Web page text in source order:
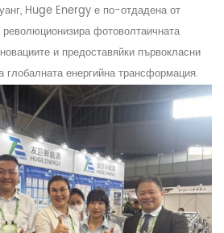
Huge Energy е по-отдадена от
фотоволтаичната
и предоставяйки първокласни
глобалната енергийна трансформация.